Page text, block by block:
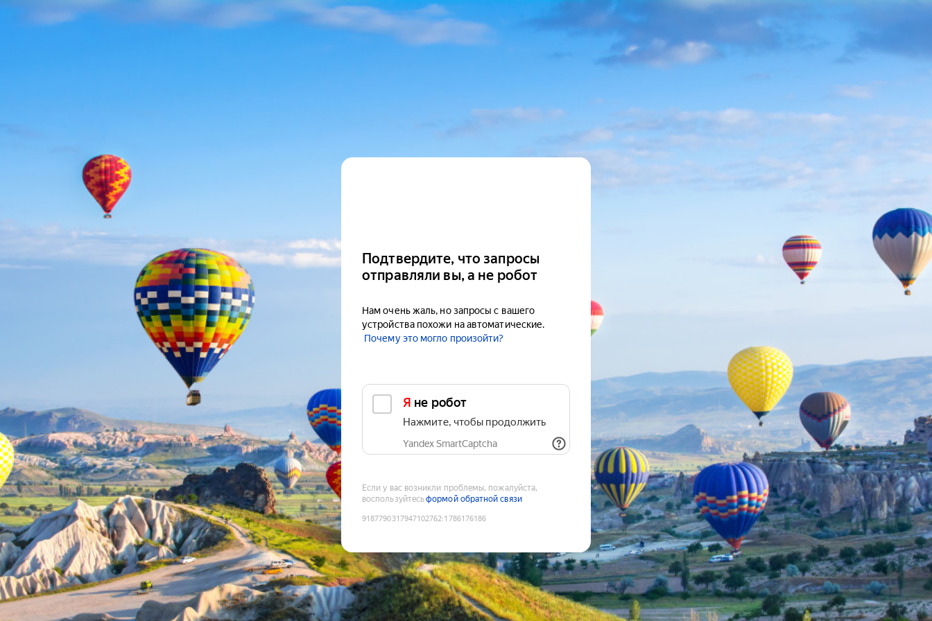
Подтвердите, что запросы
отправляли вы, а не робот
Нам очень жаль, но запросы с вашего
устройства похожи на автоматические.
Почему это могло произойти?
Я не робот
Нажмите, чтобы продолжить
Yandex SmartCaptcha
Если у вас возникли проблемы, пожалуйста,
воспользуйтесьформой обратной связи
9187790317947102762:1786176186